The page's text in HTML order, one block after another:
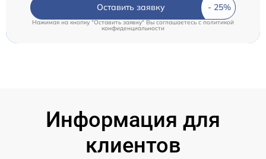
Оставить заявку
Нажимая на кнопку "Оставить заявку" Вы соглашаетесь c политикой
конфиденциальности
Информация для
клиентов